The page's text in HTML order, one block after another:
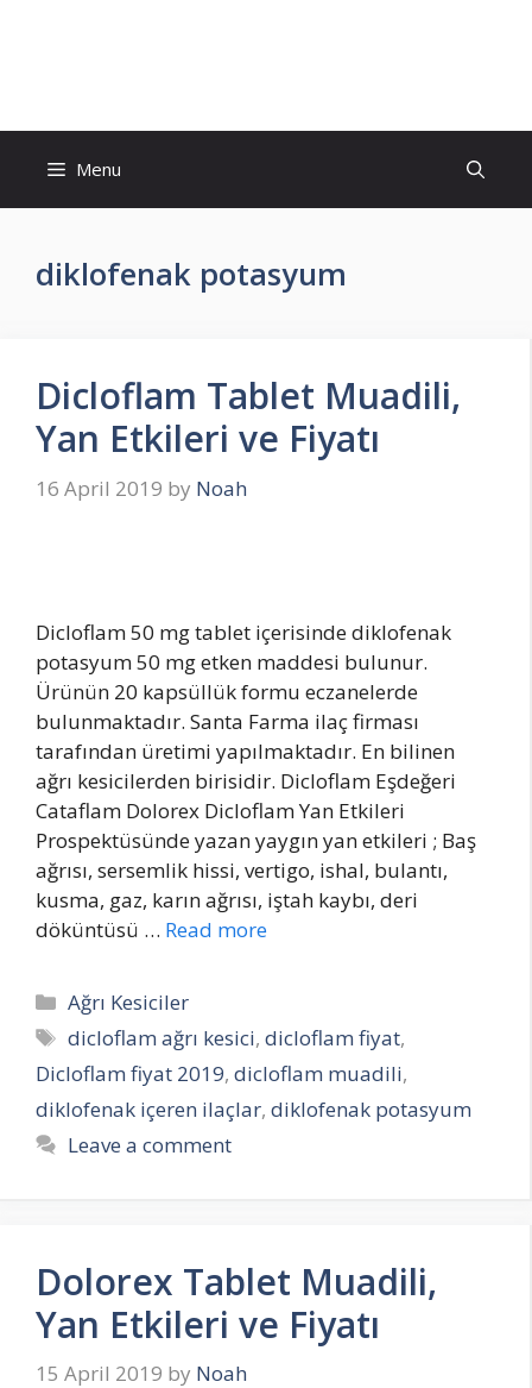
Menu
diklofenak potasyum
Dicloflam Tablet Muadili,
Yan Etkileri ve Fiyatı
16 April 2019 by Noah
Dicloflam 50 mg tablet içerisinde diklofenak
potasyum 50 mg etken maddesi bulunur.
Ürünün 20 kapsüllük formu eczanelerde
bulunmaktadır. Santa Farma ilaç firması
tarafından üretimi yapılmaktadır. En bilinen
ağrı kesicilerden birisidir. Dicloflam Eşdeğeri
Cataflam Dolorex Dicloflam Yan Etkileri
Prospektüsünde yazan yaygın yan etkileri ; Baş
ağrısı, sersemlik hissi, vertigo, ishal, bulantı,
kusma, gaz, karın ağrısı, iştah kaybı, deri
döküntüsü … Read more
Categories
Ağrı Kesiciler
Tags
dicloflam ağrı kesici,dicloflam fiyat,
Dicloflam fiyat 2019, dicloflam muadili,
diklofenak içeren ilaçlar, diklofenak potasyum
Leave a comment
Dolorex Tablet Muadili,
Yan Etkileri ve Fiyatı
15 April 2019 by Noah